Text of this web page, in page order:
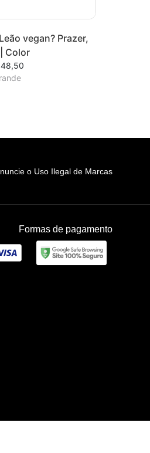
vegan? Prazer,
Color
o Uso Ilegal de Marcas
Formas de pagamento